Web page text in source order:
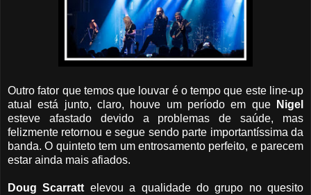
Outro fator que temos que louvar é o tempo que este line-up
atual está junto, claro, houve um período em que
Nigel
esteve afastado devido a problemas de saúde, mas
felizmente retornou e segue sendo parte importantíssima da
banda. O quinteto tem um entrosamento perfeito, e parecem
estar ainda mais afiados.
Doug Scarratt elevou a qualidade do grupo no quesito